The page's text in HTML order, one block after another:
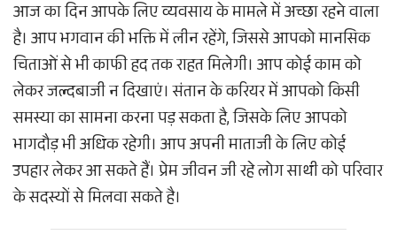
आज का दिन आपके लिए व्यवसाय के मामले में अच्छा रहने वाला
है। आप भगवान की भक्ति में लीन रहेंगे, जिससे आपको मानसिक
चिताओं से भी काफी हद तक राहत मिलेगी। आप कोई काम को
लेकर जल्दबाजी न दिखाएं। संतान के करियर में आपको किसी
समस्या का सामना करना पड़ सकता है, जिसके लिए आपको
भागदौड़ भी अधिक रहेगी। आप अपनी माताजी के लिए कोई
उपहार लेकर आ सकते हैं। प्रेम जीवन जी रहे लोग साथी को परिवार
के सदस्यों से मिलवा सकते है।